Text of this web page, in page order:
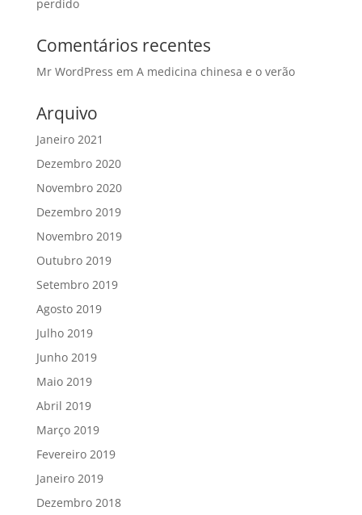
perdido
Comentários recentes
Mr WordPress em A medicina chinesa e o verão
Arquivo
Janeiro 2021
Dezembro 2020
Novembro 2020
Dezembro 2019
Novembro 2019
Outubro 2019
Setembro 2019
Agosto 2019
Julho 2019
Junho 2019
Maio 2019
Abril 2019
Março 2019
Fevereiro 2019
Janeiro 2019
Dezembro 2018